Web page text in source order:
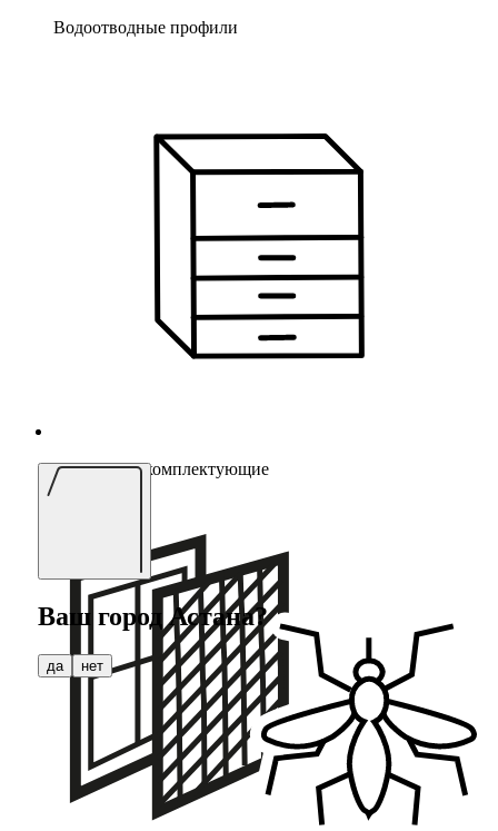
Водоотводные профили
Мебельные комплектующие
Ваш городАстана?
да нет